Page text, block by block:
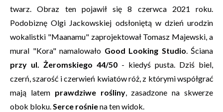
twarz. Obraz ten pojawił się 8 czerwca 2021 roku.
Podobiznę Olgi Jackowskiej odsłoniętą w dzień urodzin
wokalistki "Maanamu" zaprojektował Tomasz Majewski, a
mural "Kora" namalowało Good Looking Studio. Ściana
przy ul. Żeromskiego 44/50 - kiedyś pusta. Dziś biel,
czerń, szarość i czerwień kwiatów róż, z którymi współgrać
mają latem prawdziwe rośliny, zasadzone na skwerze
obok bloku.Serce rośniena ten widok.